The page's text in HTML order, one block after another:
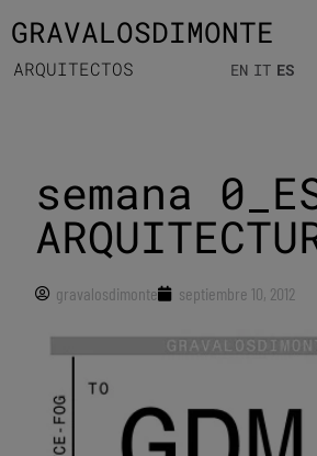
GRAVALOSDIMONTE
ARQUITECTOS EN IT ES
semana
gravalosdimonte septiembre 10, 2012